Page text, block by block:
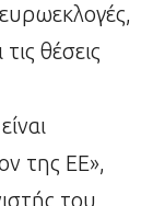
θέσεις
της ΕΕ»,
του